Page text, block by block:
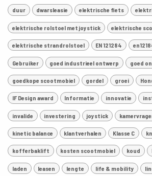
duur dwarsleasie elektrische fiets
elektrische rolstoel met joystick elektrische
elektrische strandrolstoel EN 121284
Gebruiker goed industrieel ontwerp goed
goedkope scootmobiel gordel groei
IF Design award Informatie innovatie
invalide investering joystick
kinetic balance klantverhalen Klasse C
kofferbaklift kosten scootmobiel koud
laden leasen lengte life & mobility